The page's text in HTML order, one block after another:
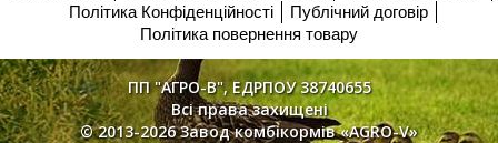
Політика Конфіденційності
Публічний договір
Політика повернення товару
ПП "АГРО-В", ЕДРПОУ 38740655
Всі права захищені
© 2013-2026 Завод комбікормів «AGRO-V»